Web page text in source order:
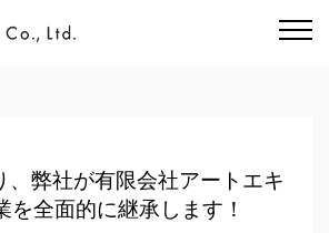
、弊社が有限会社アートエキ
を全面的に継承します！